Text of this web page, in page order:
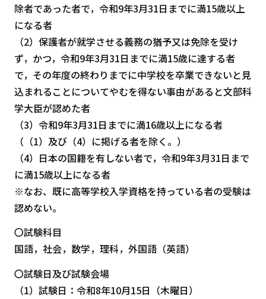
除者であった者で，令和9年3月31日までに満15歳以上
になる者
（2）保護者が就学させる義務の猶予又は免除を受け
ず，かつ，令和9年3月31日までに満15歳に達する者
で，その年度の終わりまでに中学校を卒業できないと見
込まれることについてやむを得ない事由があると文部科
学大臣が認めた者
（3）令和9年3月31日までに満16歳以上になる者
（（1）及び（4）に掲げる者を除く。）
（4）日本の国籍を有しない者で，令和9年3月31日まで
に満15歳以上になる者
※なお、既に高等学校入学資格を持っている者の受験は
認めない。
〇試験科目
国語，社会，数学，理科，外国語（英語）
〇試験日及び試験会場
（1）試験日：令和8年10月15日（木曜日）